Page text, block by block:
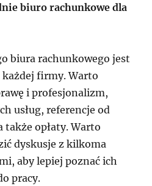
biuro rachunkowe dla
biura rachunkowego jest
każdej firmy. Warto
i profesjonalizm,
usług, referencje od
opłaty. Warto
dyskusje z kilkoma
aby lepiej poznać ich
pracy.